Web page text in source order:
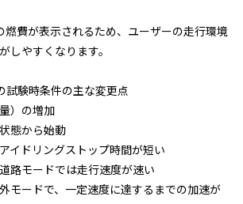
燃費が表示されるため、ユーザーの走行環境
しやすくなります。
験時条件の主な変更点
）の増加
態から始動
イドリングストップ時間が短い
路モードでは走行速度が速い
モードで、一定速度に達するまでの加速が